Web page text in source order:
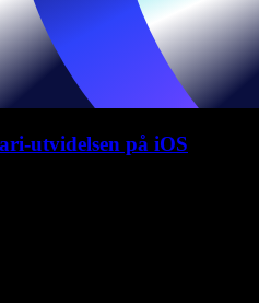
utvidelsen på iOS